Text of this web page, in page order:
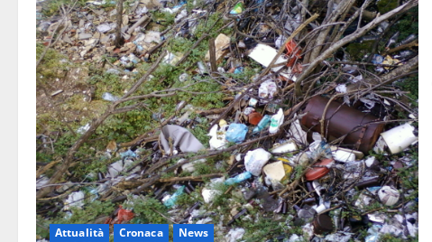
Attualità Cronaca News